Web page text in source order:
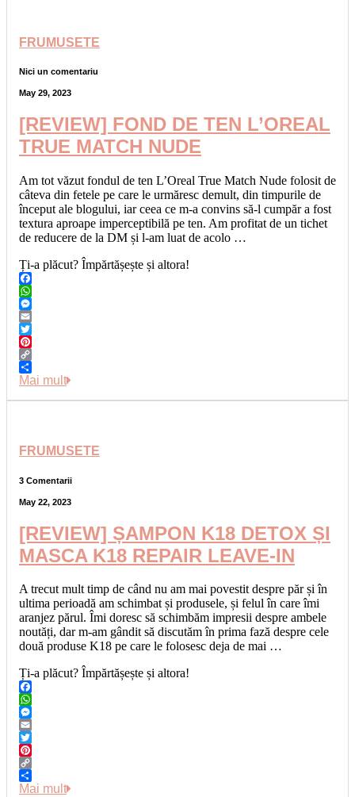
FRUMUSETE
Nici un comentariu
May 29, 2023
[REVIEW] FOND DE TEN L’OREAL
TRUE MATCH NUDE
Am tot văzut fondul de ten L’Oreal True Match Nude folosit de
câteva din fetele pe care le urmăresc demult, din timpurile de
început ale blogului, iar ceea ce m-a convins să-l cumpăr a fost
textura aproape imperceptibilă pe ten. Am profitat de un tichet
de reducere de la DM și l-am luat de acolo …
Ți-a plăcut? Împărtășește și altora!
Facebook
WhatsApp
Messenger
Email
Twitter
Pinterest
Copy
Link
Share
Mai mult
FRUMUSETE
3 Comentarii
May 22, 2023
[REVIEW] ȘAMPON K18 DETOX ȘI
MASCA K18 REPAIR LEAVE-IN
A trecut mult timp de când nu am mai povestit despre păr și în
ultima perioadă am schimbat și produsele, și felul în care îmi
aranjez părul. Îmi doresc să schimbăm impresii despre ambele
noutăți, dar m-am gândit să discutăm în prima fază despre cele
două produse K18 pe care le folosesc deja de mai …
Ți-a plăcut? Împărtășește și altora!
Facebook
WhatsApp
Messenger
Email
Twitter
Pinterest
Copy
Link
Share
Mai mult